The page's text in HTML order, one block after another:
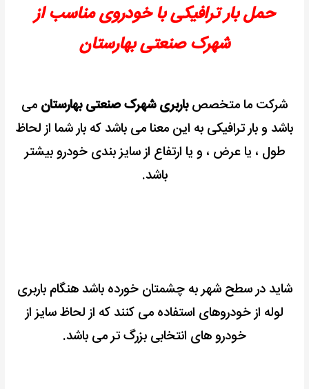
حمل بار ترافیکی با خودروی مناسب از
شهرک صنعتی بهارستان
شرکت ما متخصصباربری شهرک صنعتی بهارستان می
باشد و بار ترافیکی به این معنا می باشد که بار شما از لحاظ
طول ، یا عرض ، و یا ارتفاع از سایز بندی خودرو بیشتر
باشد.
شاید در سطح شهر به چشمتان خورده باشد هنگام باربری
لوله از خودروهای استفاده می کنندکه از لحاظ سایز از
خودرو های انتخابی بزرگ تر می باشد.